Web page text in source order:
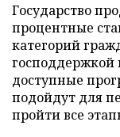
Государство
процентные
категорий
господдержкой
доступные
подойдут для
пройти все